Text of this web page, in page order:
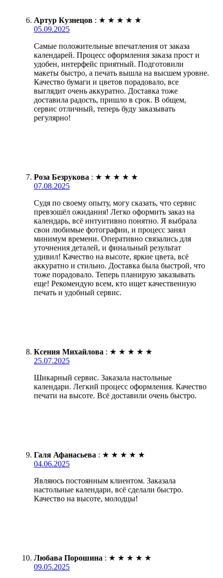
Артур Кузнецов : ★ ★ ★ ★ ★
05.09.2025
Самые положительные впечатления от заказа
календарей. Процесс оформления заказа прост и
удобен, интерфейс приятный. Подготовили
макеты быстро, а печать вышла на высшем уровне.
Качество бумаги и цветов порадовало, все
выглядит очень аккуратно. Доставка тоже
доставила радость, пришло в срок. В общем,
сервис отличный, теперь буду заказывать
регулярно!
Роза Безрукова : ★ ★ ★ ★ ★
07.08.2025
Судя по своему опыту, могу сказать, что сервис
превзошёл ожидания! Легко оформить заказ на
календарь, всё интуитивно понятно. Я выбрала
свои любимые фотографии, и процесс занял
минимум времени. Оперативно связались для
уточнения деталей, и финальный результат
удивил! Качество на высоте, яркие цвета, всё
аккуратно и стильно. Доставка была быстрой, что
тоже порадовало. Теперь планирую заказывать
еще! Рекомендую всем, кто ищет качественную
печать и удобный сервис.
Ксения Михайлова : ★ ★ ★ ★ ★
25.07.2025
Шикарный сервис. Заказала настольные
календари. Легкий процесс оформления. Качество
печати на высоте. Всё доставили очень быстро.
Галя Афанасьева : ★ ★ ★ ★ ★
04.06.2025
Являюсь постоянным клиентом. Заказала
настольные календари, всё сделали быстро.
Качество на высоте, молодцы!
Любава Порошина : ★ ★ ★ ★ ★
09.05.2025